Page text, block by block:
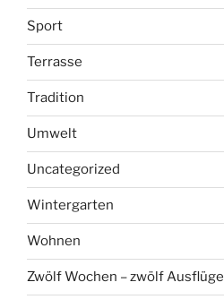
Sport
Terrasse
Tradition
Umwelt
Uncategorized
Wintergarten
Wohnen
Zwölf Wochen – zwölf Ausflüge